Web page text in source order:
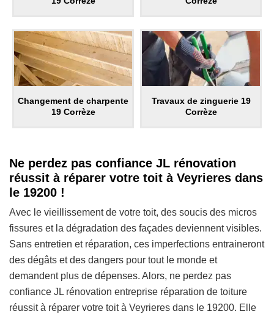
Changement de charpente
19 Corrèze
Travaux de zinguerie 19
Corrèze
Ne perdez pas confiance JL rénovation
réussit à réparer votre toit à Veyrieres dans
le 19200 !
Avec le vieillissement de votre toit, des soucis des micros
fissures et la dégradation des façades deviennent visibles.
Sans entretien et réparation, ces imperfections entraineront
des dégâts et des dangers pour tout le monde et
demandent plus de dépenses. Alors, ne perdez pas
confiance JL rénovation entreprise réparation de toiture
réussit à réparer votre toit à Veyrieres dans le 19200. Elle